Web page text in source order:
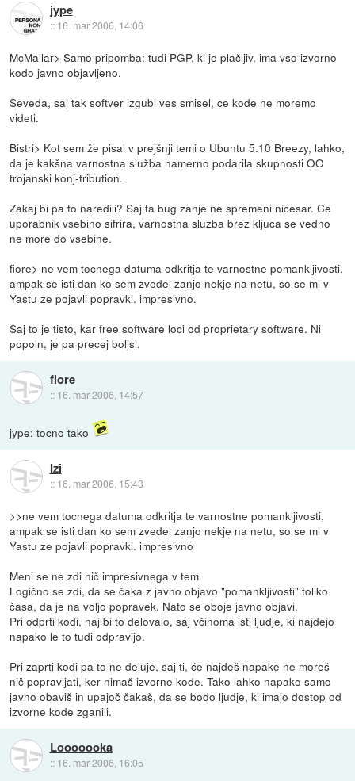
jype
:: 16. mar 2006, 14:06
McMallar> Samo pripomba: tudi PGP, ki je plačljiv, ima vso izvorno
kodo javno objavljeno.
Seveda, saj tak softver izgubi ves smisel, ce kode ne moremo
videti.
Bistri> Kot sem že pisal v prejšnji temi o Ubuntu 5.10 Breezy, lahko,
da je kakšna varnostna služba namerno podarila skupnosti OO
trojanski konj-tribution.
Zakaj bi pa to naredili? Saj ta bug zanje ne spremeni nicesar. Ce
uporabnik vsebino sifrira, varnostna sluzba brez kljuca se vedno
ne more do vsebine.
fiore> ne vem tocnega datuma odkritja te varnostne pomankljivosti,
ampak se isti dan ko sem zvedel zanjo nekje na netu, so se mi v
Yastu ze pojavli popravki. impresivno.
Saj to je tisto, kar free software loci od proprietary software. Ni
popoln, je pa precej boljsi.
fiore
:: 16. mar 2006, 14:57
jype: tocno tako
Izi
:: 16. mar 2006, 15:43
>>ne vem tocnega datuma odkritja te varnostne pomankljivosti,
ampak se isti dan ko sem zvedel zanjo nekje na netu, so se mi v
Yastu ze pojavli popravki. impresivno
Meni se ne zdi nič impresivnega v tem
Logično se zdi, da se čaka z javno objavo "pomankljivosti" toliko
časa, da je na voljo popravek. Nato se oboje javno objavi.
Pri odprti kodi, naj bi to delovalo, saj včinoma isti ljudje, ki najdejo
napako le to tudi odpravijo.
Pri zaprti kodi pa to ne deluje, saj ti, če najdeš napake ne moreš
nič popravljati, ker nimaš izvorne kode. Tako lahko napako samo
javno obaviš in upajoč čakaš, da se bodo ljudje, ki imajo dostop od
izvorne kode zganili.
Looooooka
:: 16. mar 2006, 16:05